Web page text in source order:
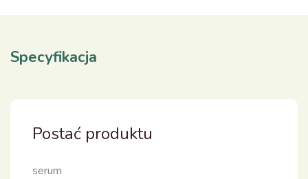
Specyfikacja
Postać produktu
serum